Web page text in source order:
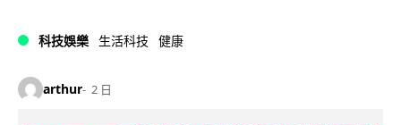
科技娛樂 生活科技 健康
arthur 2 日